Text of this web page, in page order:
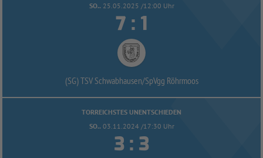
SO.. 25.05.2025 /12:00 Uhr
 : 
(SG) TSV Schwabhausen/SpVgg Röhrmoos
TORREICHSTES UNENTSCHIEDEN
SO.. 03.11.2024 /17:30 Uhr
 : 